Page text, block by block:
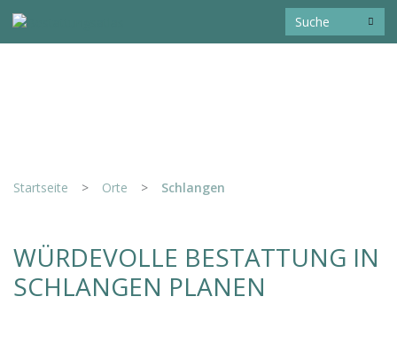
Startseite > Orte > Schlangen
WÜRDEVOLLE BESTATTUNG IN
SCHLANGEN PLANEN